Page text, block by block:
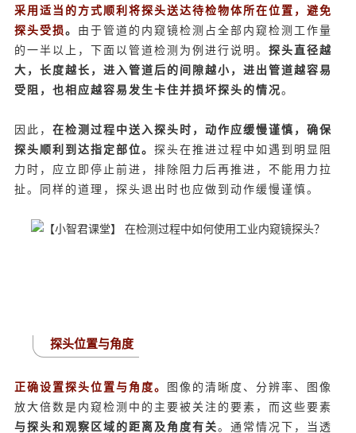
采用适当的方式顺利将探头送达待检物体所在位置，避免
探头受损。 由于管道的内窥镜检测占全部内窥检测工作量
的一半以上，下面以管道检测为例进行说明。 探头直径越
大，长度越长，进入管道后的间隙越小，进出管道越容易
受阻，也相应越容易发生卡住并损坏探头的情况。
因此， 在检测过程中送入探头时，动作应缓慢谨慎，确保
探头顺利到达指定部位。 探头在推进过程中如遇到明显阻
力时，应立即停止前进，排除阻力后再推进，不能用力拉
扯。同样的道理，探头退出时也应做到动作缓慢谨慎。
探头位置与角度
正确设置探头位置与角度。
图像的清晰度、分辨率、图像
放大倍数是内窥检测中的主要被关注的要素，而这些要素
与探头和观察区域的距离及角度有关。通常情况下，当透